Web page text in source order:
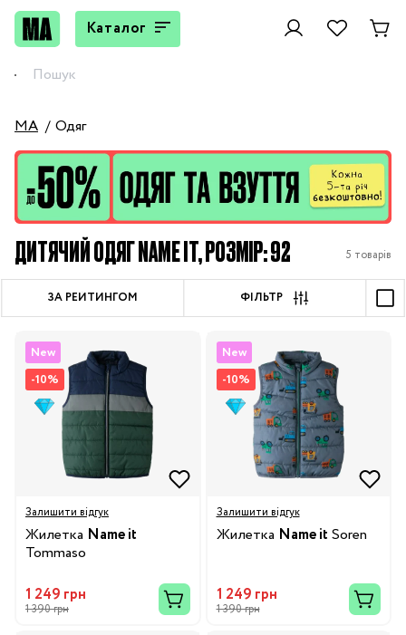
Каталог
MA Одяг
ДИТЯЧИЙ ОДЯГ NAME IT, РОЗМІР: 92 5 товарів
ЗА РЕЙТИНГОМ ФІЛЬТР
New
-10%
Залишити відгук
Жилетка Name it
Tommaso
1 249 грн
1 390 грн
New
-10%
Залишити відгук
Жилетка Name it Soren
1 249 грн
1 390 грн